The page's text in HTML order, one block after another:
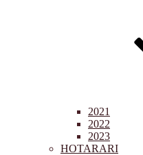
2021
2022
2023
HOTARARI